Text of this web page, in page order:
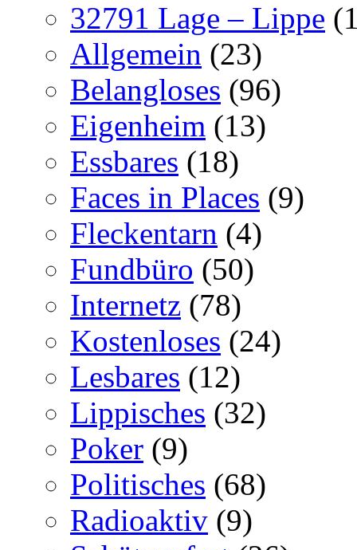
32791 Lage – Lippe
Allgemein (23)
Belangloses (96)
Eigenheim (13)
Essbares (18)
Faces in Places (9)
Fleckentarn (4)
Fundbüro (50)
Internetz (78)
Kostenloses (24)
Lesbares (12)
Lippisches (32)
Poker (9)
Politisches (68)
Radioaktiv (9)